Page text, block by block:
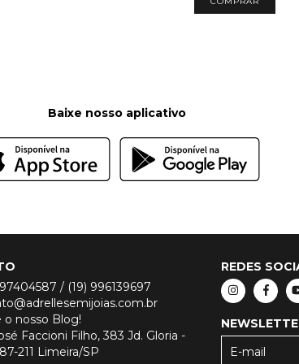
Baixe nosso aplicativo
/ (19) 996139697
o nosso Blog!
Faccioni Filho, 383 Jd. Gloria -
211 Limeira/SP
REDES